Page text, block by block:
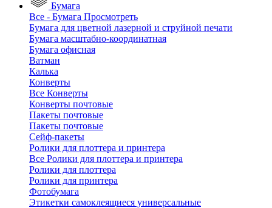
Бумага
Все - Бумага Просмотреть
Бумага для цветной лазерной и струйной печати
Бумага масштабно-координатная
Бумага офисная
Ватман
Калька
Конверты
Все Конверты
Конверты почтовые
Пакеты почтовые
Пакеты почтовые
Сейф-пакеты
Ролики для плоттера и принтера
Все Ролики для плоттера и принтера
Ролики для плоттера
Ролики для принтера
Фотобумага
Этикетки самоклеящиеся универсальные